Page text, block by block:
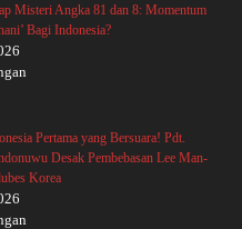
Misteri Angka 81 dan 8: Momentum
Bagi Indonesia?
Pertama yang Bersuara! Pdt.
Desak Pembebasan Lee Man-
Korea